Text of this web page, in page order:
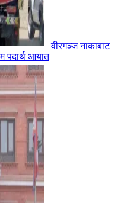
वीरगञ्ज नाकाबाट
पदार्थ आयात